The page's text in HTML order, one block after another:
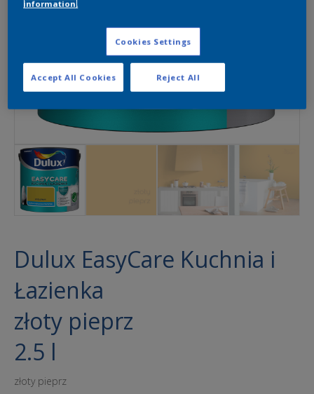
Dulux EasyCare Kuchnia i
Łazienka
złoty pieprz
2.5 l
złoty pieprz
information.
Cookies Settings
Reject All
Accept All Cookies